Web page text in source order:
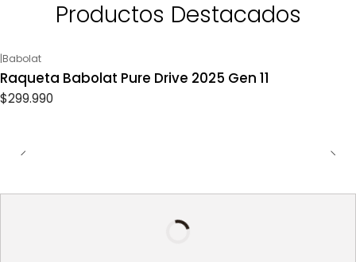
Productos Destacados
|Babolat
Raqueta Babolat Pure Drive 2025 Gen 11
$299.990